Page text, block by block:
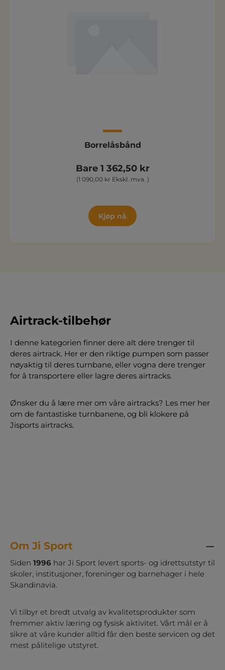
Borrelåsbånd
Bare 1 362,50 kr
(1 090,00 kr Ekskl. mva. )
Kjøp nå
Airtrack-tilbehør
I denne kategorien finner dere alt dere trenger til
deres airtrack. Her er den riktige pumpen som passer
nøyaktig til deres turnbane, eller vogna dere trenger
for å transportere eller lagre deres airtracks.
Ønsker du å lære mer om våre airtracks? Les mer her
om de fantastiske turnbanene, og bli klokere på
Jisports airtracks.
Om Ji Sport
Siden 1996 har Ji Sport levert sports- og idrettsutstyr til
skoler, institusjoner, foreninger og barnehager i hele
Skandinavia.
Vi tilbyr et bredt utvalg av kvalitetsprodukter som
fremmer aktiv læring og fysisk aktivitet. Vårt mål er å
sikre at våre kunder alltid får den beste servicen og det
mest pålitelige utstyret.